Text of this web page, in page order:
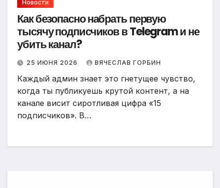
Новости
Как безопасно набрать первую
тысячу подписчиков в Telegram и не
убить канал?
25 ИЮНЯ 2026 ВЯЧЕСЛАВ ГОРБИН
Каждый админ знает это гнетущее чувство,
когда ты публикуешь крутой контент, а на
канале висит сиротливая цифра «15
подписчиков». В…